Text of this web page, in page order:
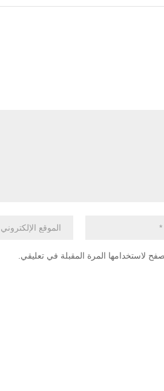
لاستخدامها المرة المقبلة في تعليقي.